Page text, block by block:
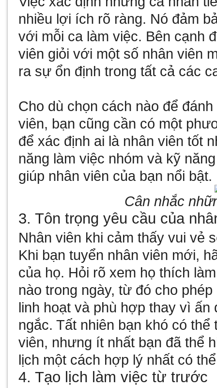
nhiều lợi ích rõ ràng. Nó đảm
với mỗi ca làm việc. Bên cạnh
viên giỏi với một số nhân viên
ra sự ổn định trong tất cả các
Cho dù chọn cách nào để
viên, bạn cũng cần có một
để xác định ai là nhân viên tốt
năng làm việc nhóm và kỹ
giúp nhân viên của bạn nổi bật.
Cân nhắc
3. Tôn trọng yêu cầu của
Nhân viên khi cảm thấy vui vẻ
Khi bạn tuyển nhân viên mới,
của họ. Hỏi rõ xem họ thích
nào trong ngày, từ đó cho
linh hoạt và phù hợp thay vì
ngắc. Tất nhiên bạn khó có
viên, nhưng ít nhất bạn đã thể
lịch một cách hợp lý nhất có
4. Tạo lịch làm việc từ trước